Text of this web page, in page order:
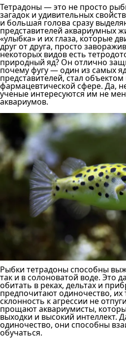
Тетрадоны — это не просто
загадок и удивительных
и большая голова сразу
представителей аквариумных
«улыбка» и их глаза, которые
друг от друга, просто
некоторых видов есть
природный яд? Он отлично
почему фугу — один из самых
представителей, стал
фармацевтической сфере. Да,
ученые интересуются им не
аквариумов.
Рыбки тетрадоны способны
так и в солоноватой воде. Это
обитать в реках, дельтах и
предпочитают одиночество, их
склонность к агрессии не
прощают аквариумисты,
выходки и высокий интеллект.
одиночество, они способны
обучаться.